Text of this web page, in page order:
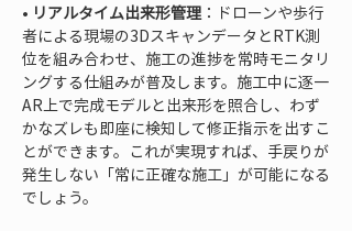
• リアルタイム出来形管理 ：ドローンや歩行
者による現場の3DスキャンデータとRTK測
位を組み合わせ、施工の進捗を常時モニタリ
ングする仕組みが普及します。施工中に逐一
AR上で完成モデルと出来形を照合し、わず
かなズレも即座に検知して修正指示を出すこ
とができます。これが実現すれば、手戻りが
発生しない「常に正確な施工」が可能になる